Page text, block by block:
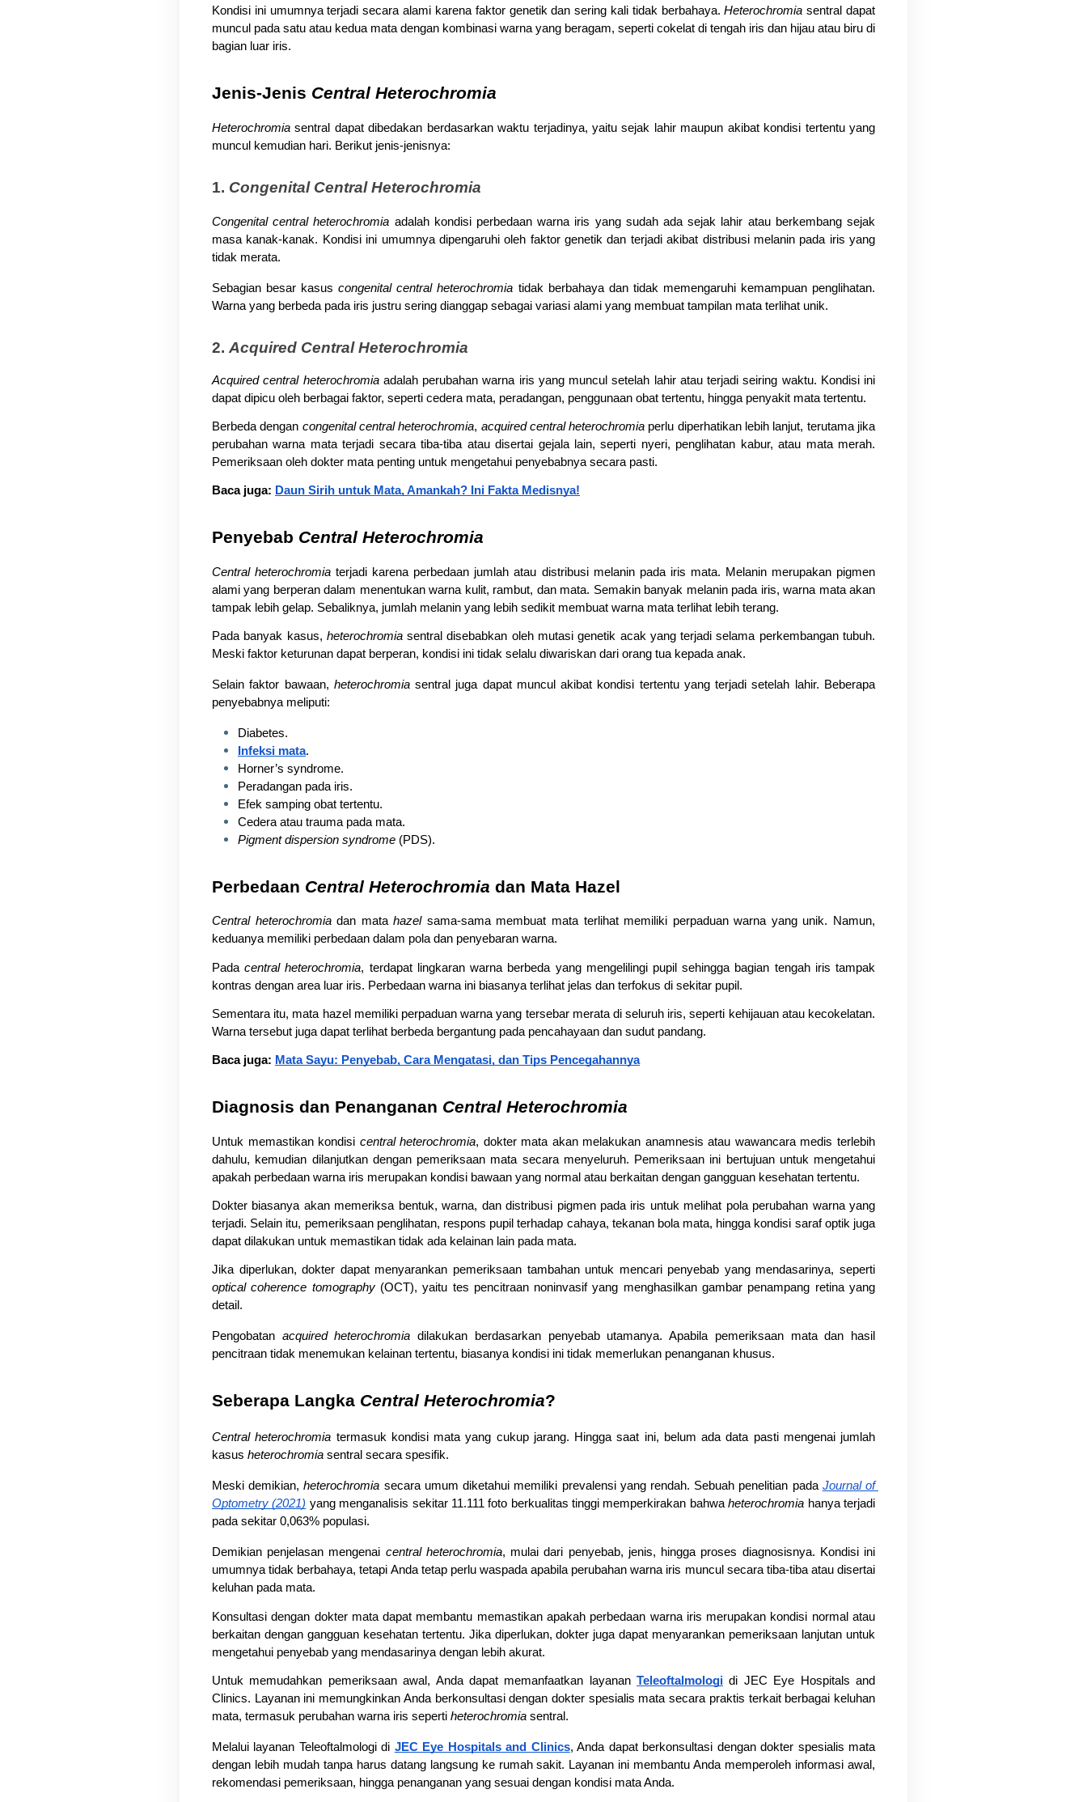
Kondisi ini umumnya terjadi secara alami karena faktor genetik dan sering kali tidak berbahaya. Heterochromia sentral dapat
muncul pada satu atau kedua mata dengan kombinasi warna yang beragam, seperti cokelat di tengah iris dan hijau atau biru di
bagian luar iris.
Jenis-Jenis Central Heterochromia
Heterochromia sentral dapat dibedakan berdasarkan waktu terjadinya, yaitu sejak lahir maupun akibat kondisi tertentu yang
muncul kemudian hari. Berikut jenis-jenisnya:
1. Congenital Central Heterochromia
Congenital central heterochromia adalah kondisi perbedaan warna iris yang sudah ada sejak lahir atau berkembang sejak
masa kanak-kanak. Kondisi ini umumnya dipengaruhi oleh faktor genetik dan terjadi akibat distribusi melanin pada iris yang
tidak merata.
Sebagian besar kasus congenital central heterochromia tidak berbahaya dan tidak memengaruhi kemampuan penglihatan.
Warna yang berbeda pada iris justru sering dianggap sebagai variasi alami yang membuat tampilan mata terlihat unik.
2. Acquired Central Heterochromia
Acquired central heterochromia adalah perubahan warna iris yang muncul setelah lahir atau terjadi seiring waktu. Kondisi ini
dapat dipicu oleh berbagai faktor, seperti cedera mata, peradangan, penggunaan obat tertentu, hingga penyakit mata tertentu.
Berbeda dengan congenital central heterochromia, acquired central heterochromia perlu diperhatikan lebih lanjut, terutama jika
perubahan warna mata terjadi secara tiba-tiba atau disertai gejala lain, seperti nyeri, penglihatan kabur, atau mata merah.
Pemeriksaan oleh dokter mata penting untuk mengetahui penyebabnya secara pasti.
Baca juga: Daun Sirih untuk Mata, Amankah? Ini Fakta Medisnya!
Penyebab Central Heterochromia
Central heterochromia terjadi karena perbedaan jumlah atau distribusi melanin pada iris mata. Melanin merupakan pigmen
alami yang berperan dalam menentukan warna kulit, rambut, dan mata. Semakin banyak melanin pada iris, warna mata akan
tampak lebih gelap. Sebaliknya, jumlah melanin yang lebih sedikit membuat warna mata terlihat lebih terang.
Pada banyak kasus, heterochromia sentral disebabkan oleh mutasi genetik acak yang terjadi selama perkembangan tubuh.
Meski faktor keturunan dapat berperan, kondisi ini tidak selalu diwariskan dari orang tua kepada anak.
Selain faktor bawaan, heterochromia sentral juga dapat muncul akibat kondisi tertentu yang terjadi setelah lahir. Beberapa
penyebabnya meliputi:
Diabetes.
Infeksi mata.
Horner’s syndrome.
Peradangan pada iris.
Efek samping obat tertentu.
Cedera atau trauma pada mata.
Pigment dispersion syndrome (PDS).
Perbedaan Central Heterochromia dan Mata Hazel
Central heterochromia dan mata hazel sama-sama membuat mata terlihat memiliki perpaduan warna yang unik. Namun,
keduanya memiliki perbedaan dalam pola dan penyebaran warna.
Pada central heterochromia, terdapat lingkaran warna berbeda yang mengelilingi pupil sehingga bagian tengah iris tampak
kontras dengan area luar iris. Perbedaan warna ini biasanya terlihat jelas dan terfokus di sekitar pupil.
Sementara itu, mata hazel memiliki perpaduan warna yang tersebar merata di seluruh iris, seperti kehijauan atau kecokelatan.
Warna tersebut juga dapat terlihat berbeda bergantung pada pencahayaan dan sudut pandang.
Baca juga: Mata Sayu: Penyebab, Cara Mengatasi, dan Tips Pencegahannya
Diagnosis dan Penanganan Central Heterochromia
Untuk memastikan kondisi central heterochromia, dokter mata akan melakukan anamnesis atau wawancara medis terlebih
dahulu, kemudian dilanjutkan dengan pemeriksaan mata secara menyeluruh. Pemeriksaan ini bertujuan untuk mengetahui
apakah perbedaan warna iris merupakan kondisi bawaan yang normal atau berkaitan dengan gangguan kesehatan tertentu.
Dokter biasanya akan memeriksa bentuk, warna, dan distribusi pigmen pada iris untuk melihat pola perubahan warna yang
terjadi. Selain itu, pemeriksaan penglihatan, respons pupil terhadap cahaya, tekanan bola mata, hingga kondisi saraf optik juga
dapat dilakukan untuk memastikan tidak ada kelainan lain pada mata.
optical coherence tomography (OCT), yaitu tes pencitraan noninvasif yang menghasilkan gambar penampang retina yang
detail.
Pengobatan acquired heterochromia dilakukan berdasarkan penyebab utamanya. Apabila pemeriksaan mata dan hasil
pencitraan tidak menemukan kelainan tertentu, biasanya kondisi ini tidak memerlukan penanganan khusus.
Seberapa Langka Central Heterochromia?
Central heterochromia termasuk kondisi mata yang cukup jarang. Hingga saat ini, belum ada data pasti mengenai jumlah
kasus heterochromia sentral secara spesifik.
Meski demikian, heterochromia secara umum diketahui memiliki prevalensi yang rendah. Sebuah penelitian pada Journal of
Optometry (2021) yang menganalisis sekitar 11.111 foto berkualitas tinggi memperkirakan bahwa heterochromia hanya terjadi
pada sekitar 0,063% populasi.
Demikian penjelasan mengenai central heterochromia, mulai dari penyebab, jenis, hingga proses diagnosisnya. Kondisi ini
umumnya tidak berbahaya, tetapi Anda tetap perlu waspada apabila perubahan warna iris muncul secara tiba-tiba atau disertai
keluhan pada mata.
Konsultasi dengan dokter mata dapat membantu memastikan apakah perbedaan warna iris merupakan kondisi normal atau
berkaitan dengan gangguan kesehatan tertentu. Jika diperlukan, dokter juga dapat menyarankan pemeriksaan lanjutan untuk
mengetahui penyebab yang mendasarinya dengan lebih akurat.
Untuk memudahkan pemeriksaan awal, Anda dapat memanfaatkan layanan Teleoftalmologi di JEC Eye Hospitals and
Clinics. Layanan ini memungkinkan Anda berkonsultasi dengan dokter spesialis mata secara praktis terkait berbagai keluhan
mata, termasuk perubahan warna iris seperti heterochromia sentral.
Melalui layanan Teleoftalmologi di JEC Eye Hospitals and Clinics, Anda dapat berkonsultasi dengan dokter spesialis mata
dengan lebih mudah tanpa harus datang langsung ke rumah sakit. Layanan ini membantu Anda memperoleh informasi awal,
rekomendasi pemeriksaan, hingga penanganan yang sesuai dengan kondisi mata Anda.